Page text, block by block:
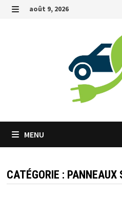
Passer
août 9, 2026
MENU
CATÉGORIE : PANNEAUX